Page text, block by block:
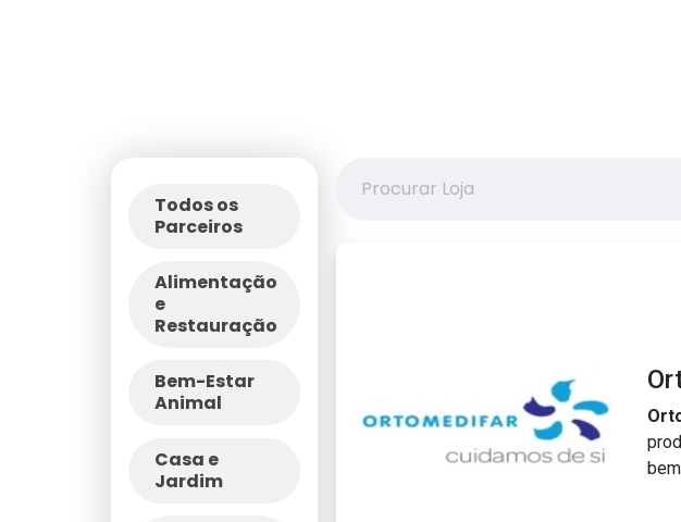
Todos os
Parceiros
Alimentação
e
Restauração
Bem-Estar
Animal
Casa e
Jardim